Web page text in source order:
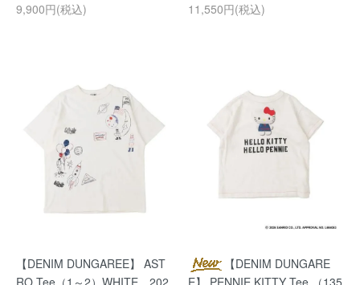
9,900円(税込)
11,550円(税込)
【DENIM DUNGAREE】 AST
RO Tee（1～2）WHITE 202
【DENIM DUNGARE
E】 PENNIE KITTY Tee （135